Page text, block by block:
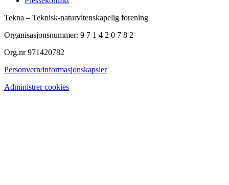
Tekna – Teknisk-naturvitenskapelig forening
Organisasjonsnummer: 9 7 1 4 2 0 7 8 2
Org.nr 971420782
Personvern/informasjonskapsler
Administrer cookies